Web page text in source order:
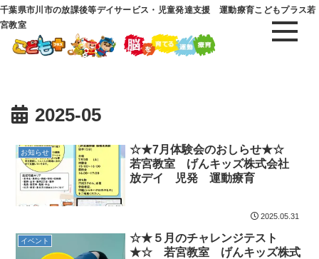
千葉県市川市の放課後等デイサービス・児童発達支援 運動療育こどもプラス若
宮教室
2025-05
お知らせ
☆★7月体験会のおしらせ★☆
若宮教室 げんキッズ株式会社
放デイ 児発 運動療育
2025.05.31
イベント
☆★５月のチャレンジテスト
★☆ 若宮教室 げんキッズ株式